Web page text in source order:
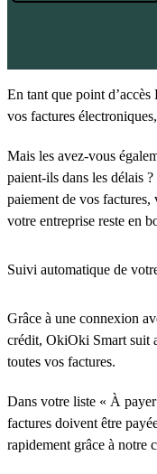
En tant que point
vos factures
Mais les avez-vous
paient-ils dans les délais
paiement de vos
votre entreprise reste en
Suivi automatique de
Grâce à une connexion
crédit, OkiOki Smart suit
toutes vos factures.
Dans votre liste « À
factures doivent être
rapidement grâce à notre